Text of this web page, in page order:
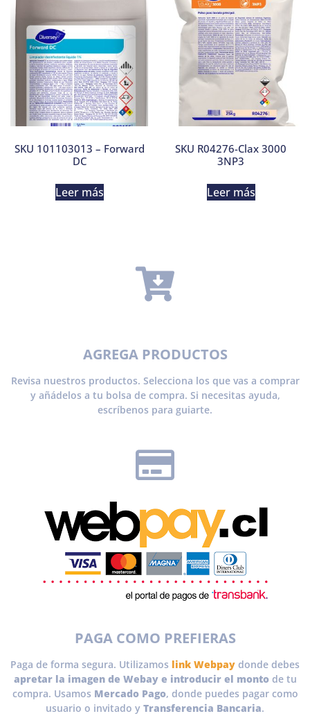
SKU 101103013 – Forward
DC
Leer más
SKU R04276-Clax 3000
3NP3
Leer más
AGREGA PRODUCTOS
Revisa nuestros productos. Selecciona los que vas a comprar
y añádelos a tu bolsa de compra. Si necesitas ayuda,
escríbenos para guiarte.
PAGA COMO PREFIERAS
Paga de forma segura. Utilizamos link Webpay donde debes
apretar la imagen de Webay e introducir el montode tu
compra. Usamos Mercado Pago, donde puedes pagar como
usuario o invitado y Transferencia Bancaria.